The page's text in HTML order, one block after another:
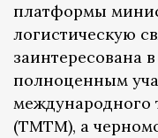
платформы
логистическую
заинтересована
полноценным
международного
(ТМТМ), а